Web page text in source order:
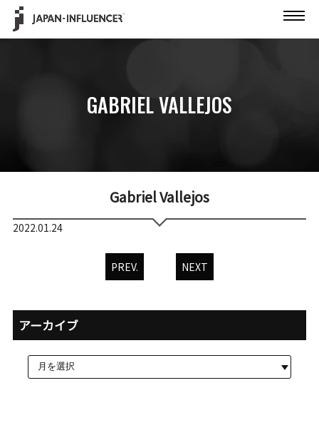
GABRIEL VALLEJOS
Gabriel Vallejos
2022.01.24
PREV. NEXT
アーカイブ